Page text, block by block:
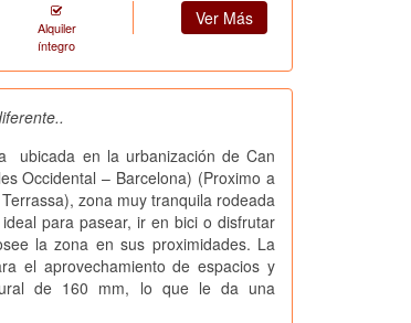
Alquiler
íntegro
Ver Más
ubicada en la urbanización de Can
Occidental – Barcelona) (Proximo a
zona muy tranquila rodeada
para pasear, ir en bici o disfrutar
la zona en sus proximidades. La
el aprovechamiento de espacios y
de 160 mm, lo que le da una